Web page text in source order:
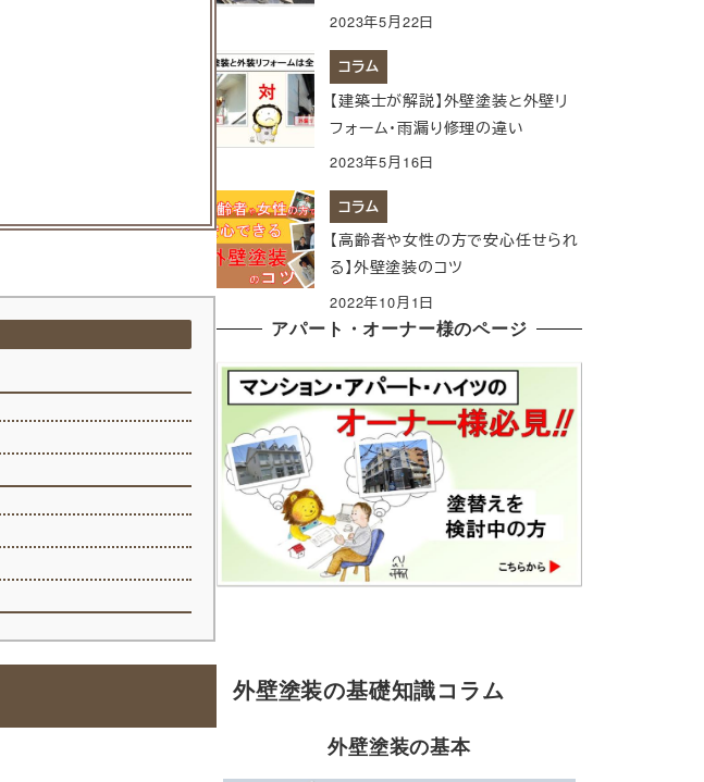
2023年5月22日
コラム
【建築士が解説】外壁塗装と外壁リ
フォーム・雨漏り修理の違い
2023年5月16日
コラム
【高齢者や女性の方で安心任せられ
る】外壁塗装のコツ
2022年10月1日
アパート・オーナー様のページ
外壁塗装の基礎知識コラム
外壁塗装の基本